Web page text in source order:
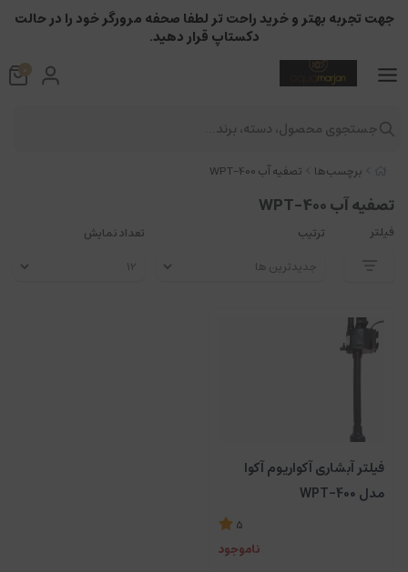
برچسب‌ها تصفیه آب WPT-400
تصفیه آب WPT-400
فیلتر ترتیب تعداد نمایش
فیلتر آبشاری آکواریوم آکوا
مدل WPT-400
5
ناموجود
جهت تجربه بهتر و خرید راحت تر لطفا صحفه مرورگر خود را در حالت
دکستاپ قرار دهید.
0
جستجوی محصول، دسته، برند...